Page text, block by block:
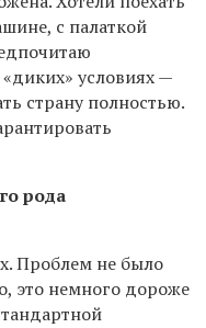
с палаткой
условиях —
страну полностью.
рода
Проблем не было
это немного дороже